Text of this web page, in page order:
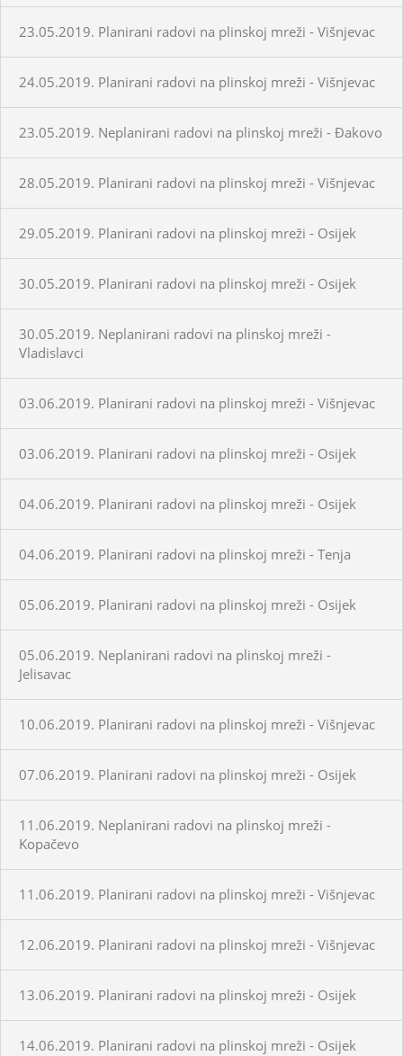
23.05.2019. Planirani radovi na plinskoj mreži - Višnjevac
24.05.2019. Planirani radovi na plinskoj mreži - Višnjevac
23.05.2019. Neplanirani radovi na plinskoj mreži - Đakovo
28.05.2019. Planirani radovi na plinskoj mreži - Višnjevac
29.05.2019. Planirani radovi na plinskoj mreži - Osijek
30.05.2019. Planirani radovi na plinskoj mreži - Osijek
30.05.2019. Neplanirani radovi na plinskoj mreži -
Vladislavci
03.06.2019. Planirani radovi na plinskoj mreži - Višnjevac
03.06.2019. Planirani radovi na plinskoj mreži - Osijek
04.06.2019. Planirani radovi na plinskoj mreži - Osijek
04.06.2019. Planirani radovi na plinskoj mreži - Tenja
05.06.2019. Planirani radovi na plinskoj mreži - Osijek
05.06.2019. Neplanirani radovi na plinskoj mreži -
Jelisavac
10.06.2019. Planirani radovi na plinskoj mreži - Višnjevac
07.06.2019. Planirani radovi na plinskoj mreži - Osijek
11.06.2019. Neplanirani radovi na plinskoj mreži -
Kopačevo
11.06.2019. Planirani radovi na plinskoj mreži - Višnjevac
12.06.2019. Planirani radovi na plinskoj mreži - Višnjevac
13.06.2019. Planirani radovi na plinskoj mreži - Osijek
14.06.2019. Planirani radovi na plinskoj mreži - Osijek